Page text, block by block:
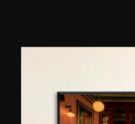
prensa de
numerosas